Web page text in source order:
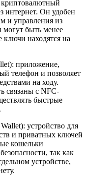
интернет. Он удобен
и управления из
быть менее
находятся на
приложение,
телефон и позволяет
на ходу.
связаны с NFC-
быстрые
устройство для
и приватных ключей
кошельки
так как
устройстве,